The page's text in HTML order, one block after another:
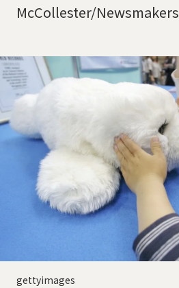
McCollester/Newsmakers
gettyimages